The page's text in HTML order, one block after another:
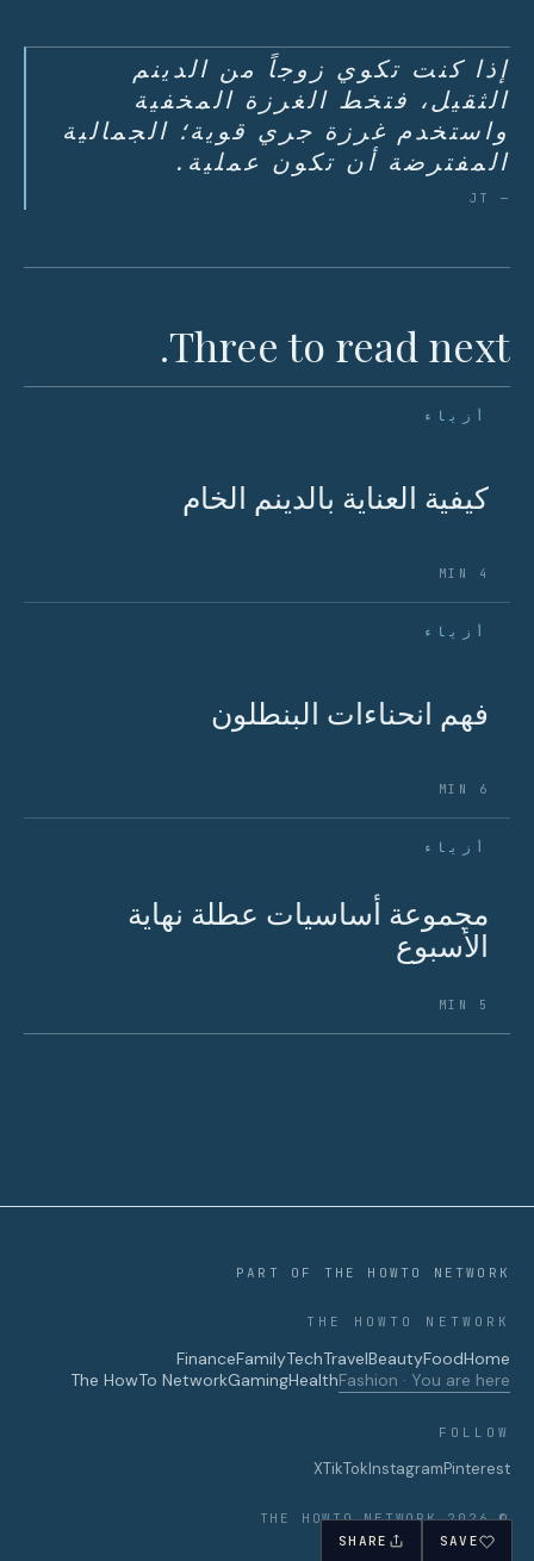
إذا كنت تكوي زوجاً من الدينم
الثقيل، فتخط الغرزة المخفية
واستخدم غرزة جري قوية؛ الجمالية
المفترضة أن تكون عملية.
— JT
Three to read next.
أزياء
كيفية العناية بالدينم الخام
4 MIN
أزياء
فهم انحناءات البنطلون
6 MIN
أزياء
مجموعة أساسيات عطلة نهاية
الأسبوع
5 MIN
PART OF THE HOWTO NETWORK
THE HOWTO NETWORK
Home
Food
Beauty
Travel
Tech
Family
Finance
Fashion · You are here
Health
Gaming
The HowTo Network
FOLLOW
Pinterest
Instagram
TikTok
X
© 2026 THE HOWTO NETWORK
SAVE
SHARE